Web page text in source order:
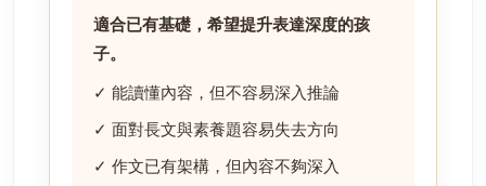
適合已有基礎，希望提升表達深度的孩
子。
✓ 能讀懂內容，但不容易深入推論
✓ 面對長文與素養題容易失去方向
✓ 作文已有架構，但內容不夠深入